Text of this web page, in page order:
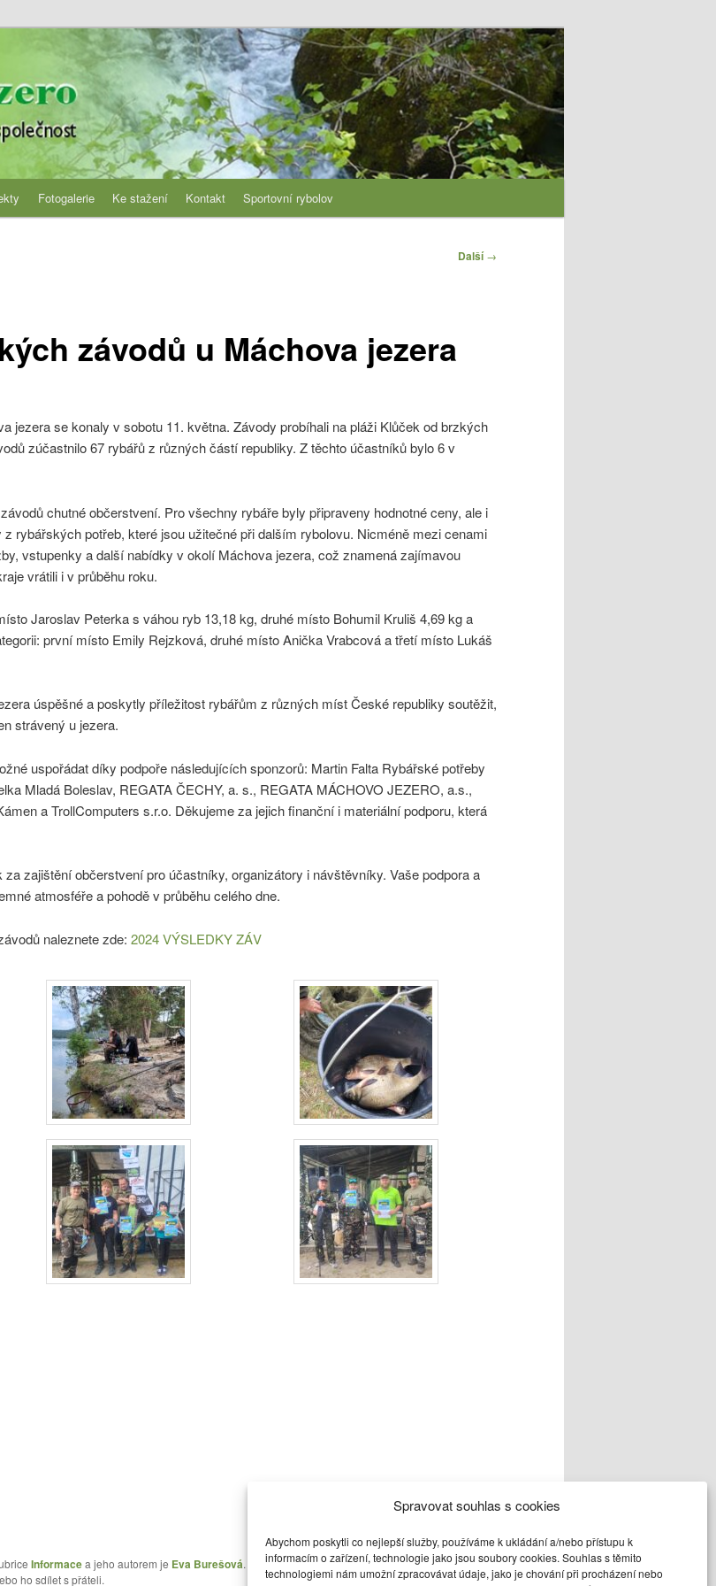
Spravovat souhlas s cookies
Abychom poskytli co nejlepší služby, používáme k ukládání a/nebo přístupu k
informacím o zařízení, technologie jako jsou soubory cookies. Souhlas s těmito
technologiemi nám umožní zpracovávat údaje, jako je chování při procházení nebo
Fotogalerie Ke stažení Kontakt Sportovní rybolov
Další→
závodů u Máchova jezera
jezera se konaly v sobotu 11. května. Závody probíhali na pláži Klůček od brzkých
zúčastnilo 67 rybářů z různých částí republiky. Z těchto účastníků bylo 6 v
chutné občerstvení. Pro všechny rybáře byly připraveny hodnotné ceny, ale i
rybářských potřeb, které jsou užitečné při dalším rybolovu. Nicméně mezi cenami
vstupenky a další nabídky v okolí Máchova jezera, což znamená zajímavou
vrátili i v průběhu roku.
Jaroslav Peterka s váhou ryb 13,18 kg, druhé místo Bohumil Kruliš 4,69 kg a
první místo Emily Rejzková, druhé místo Anička Vrabcová a třetí místo Lukáš
úspěšné a poskytly příležitost rybářům z různých míst České republiky soutěžit,
strávený u jezera.
uspořádat díky podpoře následujících sponzorů: Martin Falta Rybářské potřeby
Mladá Boleslav, REGATA ČECHY, a. s., REGATA MÁCHOVO JEZERO, a.s.,
a TrollComputers s.r.o. Děkujeme za jejich finanční i materiální podporu, která
zajištění občerstvení pro účastníky, organizátory i návštěvníky. Vaše podpora a
atmosféře a pohodě v průběhu celého dne.
naleznete zde: 2024 VÝSLEDKY ZÁV
Informacea jeho autorem je Eva Burešová. Můžete si jehoodkazuložit
ho sdílet s přáteli.